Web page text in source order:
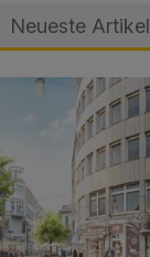
Neueste Artikel
die Alte Freiheit